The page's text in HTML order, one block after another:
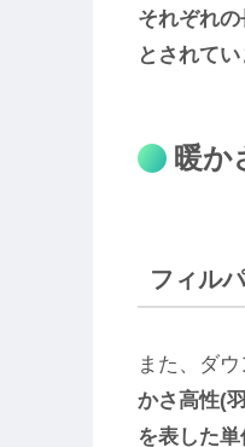
それぞれ
とされてい
暖か
フィル
また、ダ
かさ高性(
を表した単